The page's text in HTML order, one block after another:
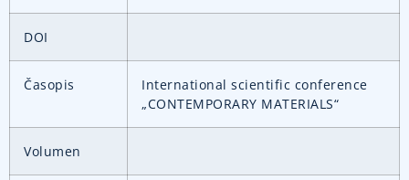
DOI
Časopis
International scientific conference
„CONTEMPORARY MATERIALS“
Volumen